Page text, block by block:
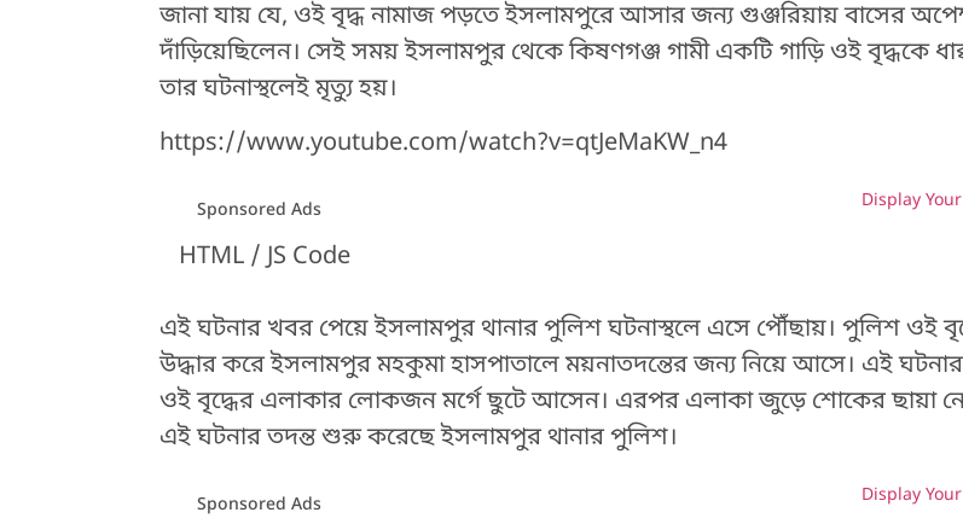
জানা যায় যে, ওই বৃদ্ধ নামাজ পড়তে ইসলামপুরে আসার জন্য গুঞ্জরিয়ায় বাসের
দাঁড়িয়েছিলেন। সেই সময় ইসলামপুর থেকে কিষণগঞ্জ গামী একটি গাড়ি ওই বৃদ্ধকে
তার ঘটনাস্থলেই মৃত্যু হয়।
https://www.youtube.com/watch?v=qtJeMaKW_n4
Sponsored Ads Display
HTML / JS Code
এই ঘটনার খবর পেয়ে ইসলামপুর থানার পুলিশ ঘটনাস্থলে এসে পৌঁছায়। পুলিশ ওই
উদ্ধার করে ইসলামপুর মহকুমা হাসপাতালে ময়নাতদন্তের জন্য নিয়ে আসে। এই
ওই বৃদ্ধের এলাকার লোকজন মর্গে ছুটে আসেন। এরপর এলাকা জুড়ে শোকের ছায়া
এই ঘটনার তদন্ত শুরু করেছে ইসলামপুর থানার পুলিশ।
Sponsored Ads Display